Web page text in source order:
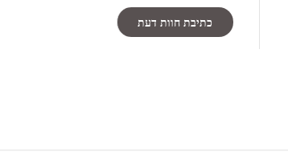
כתיבת חוות דעת